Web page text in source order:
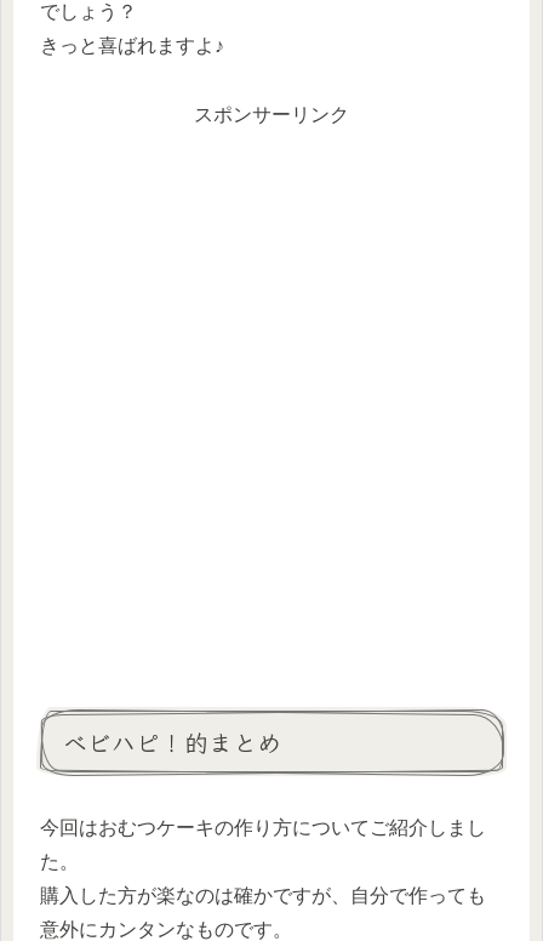
でしょう？
きっと喜ばれますよ♪
スポンサーリンク
ベビハピ！的まとめ
今回はおむつケーキの作り方についてご紹介しまし
た。
購入した方が楽なのは確かですが、自分で作っても
意外にカンタンなものです。